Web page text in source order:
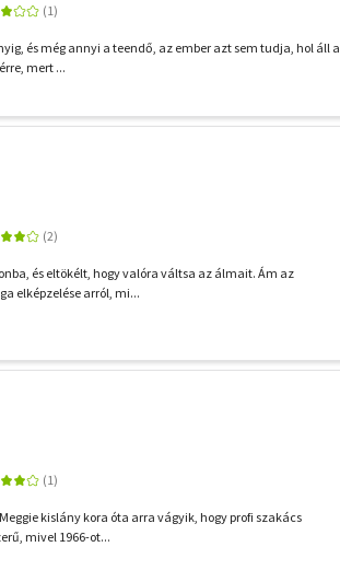
és még annyi a teendő, az ember azt sem tudja, hol áll a
mert ...
és eltökélt, hogy valóra váltsa az álmait. Ám az
elképzelése arról, mi...
kislány kora óta arra vágyik, hogy profi szakács
mivel 1966-ot...